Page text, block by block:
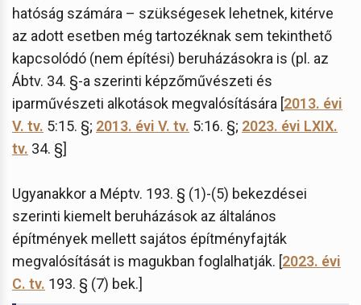
hatóság számára – szükségesek lehetnek, kitérve
az adott esetben még tartozéknak sem tekinthető
kapcsolódó (nem építési) beruházásokra is (pl. az
Ábtv. 34. §-a szerinti képzőművészeti és
iparművészeti alkotások megvalósítására [2013. évi
V. tv. 5:15. §; 2013. évi V. tv. 5:16. §; 2023. évi LXIX.
tv. 34. §]
Ugyanakkor a Méptv. 193. § (1)-(5) bekezdései
szerinti kiemelt beruházások az általános
építmények mellett sajátos építményfajták
megvalósítását is magukban foglalhatják. [2023. évi
C. tv. 193. § (7) bek.]